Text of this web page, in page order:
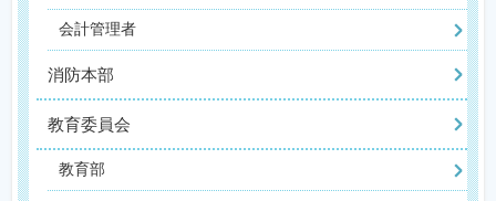
会計管理者
消防本部
教育委員会
教育部